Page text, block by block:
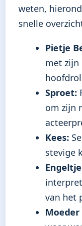
weten,
snelle
Pietje
met zijn
Sproet:
om zijn
Kees:
stevige
van het
Moeder